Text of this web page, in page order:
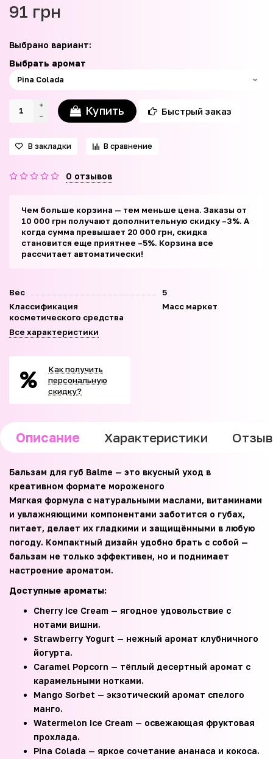
91 грн
Выбрано вариант:
Выбрать аромат
Купить Быстрый заказ
В закладки В сравнение
0 отзывов
Чем больше корзина — тем меньше цена. Заказы от
10 000 грн получают дополнительную скидку –3%. А
когда сумма превышает 20 000 грн, скидка
становится еще приятнее –5%. Корзина все
рассчитает автоматически!
Вес
5
Классификация
косметического средства
Масс маркет
Все характеристики
Как получить
персональную
скидку?
Описание Характеристики
Бальзам для губ Balme — это вкусный уход в
креативном формате мороженого
Мягкая формула с натуральными маслами, витаминами
и увлажняющими компонентами заботится о губах,
питает, делает их гладкими и защищёнными в любую
погоду. Компактный дизайн удобно брать с собой —
бальзам не только эффективен, но и поднимает
настроение ароматом.
Доступные ароматы:
Cherry Ice Cream — ягодное удовольствие с
нотами вишни.
Strawberry Yogurt — нежный аромат клубничного
йогурта.
Caramel Popcorn — тёплый десертный аромат с
карамельными нотками.
Mango Sorbet — экзотический аромат спелого
манго.
Watermelon Ice Cream — освежающая фруктовая
прохлада.
Pina Colada — яркое сочетание ананаса и кокоса.